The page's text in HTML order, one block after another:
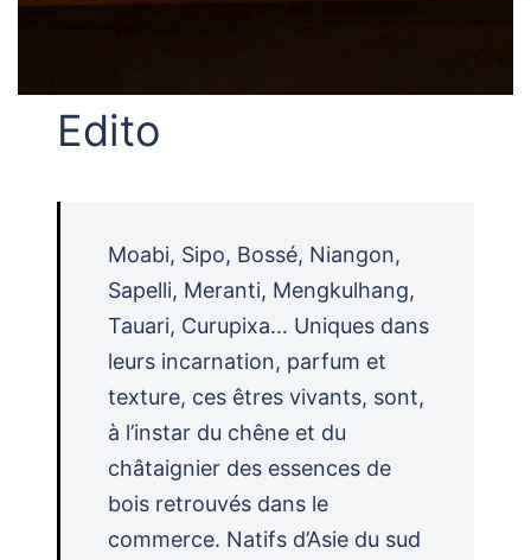
Edito
Moabi, Sipo, Bossé, Niangon,
Sapelli, Meranti, Mengkulhang,
Tauari, Curupixa… Uniques dans
leurs incarnation, parfum et
texture, ces êtres vivants, sont,
à l’instar du chêne et du
châtaignier des essences de
bois retrouvés dans le
commerce. Natifs d’Asie du sud